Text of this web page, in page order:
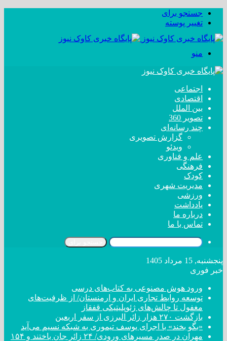
جستجو برای
تغییر پوسته
منو
اجتماعی
اقتصادی
بین الملل
تصویر 360
چند رسانه‌ای
گزارش تصویری
ویدئو
علم و فناوری
فرهنگی
کودک
مدیریت شهری
ورزشی
یادداشت
درباره ما
تماس با ما
پنجشنبه, 15 مرداد 1405
خبر فوری
ورود هوش مصنوعی به کتاب‌های درسی
توسعه روابط تجاری ایران و ارمنستان/ از ظرفیت‌های
مغفول تا چالش‌های ژئوپلیتیکی قفقاز
بازگشت ۲۷۰ هزار زائر البرزی از سفر اربعین
«بگو بخند» با اجرای یوسف تیموری به شبکه نسیم می‌آید
مهران در صدر مسیر‌های ورودی/ ۲۴ زائر جان باختند و ۱۵۴